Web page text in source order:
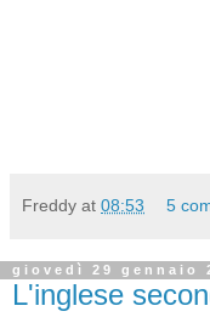
Freddy at 08:53 5
giovedì 29 gennaio
L'inglese